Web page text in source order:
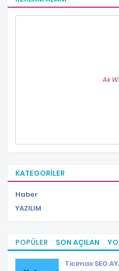
Ak
KATEGORILER
Haber
YAZILIM
POPÜLER SON AÇILAN
Ticimax SEO